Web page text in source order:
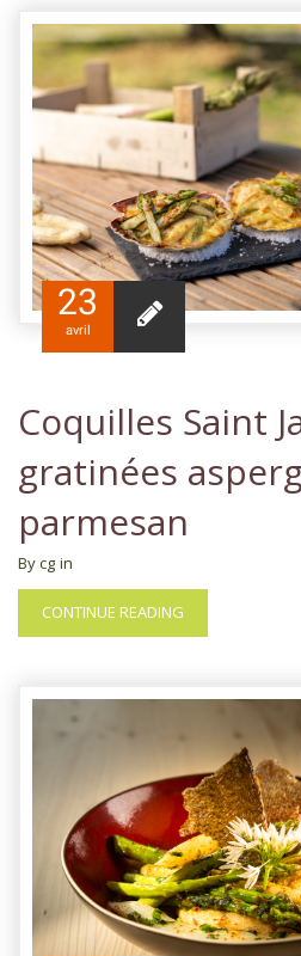
23
avril
Coquilles Saint
gratinées
parmesan
By cg in
CONTINUE READING